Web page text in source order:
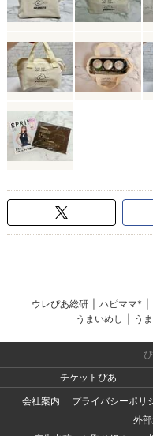
ウレぴあ総研 ハピママ*
うまいめし
う
チケットぴあ
会社案内
プライバシーポリ
外